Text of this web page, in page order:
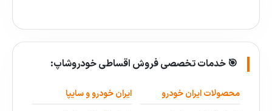
🎯 خدمات تخصصی فروش اقساطی خودروشاپ:
محصولات ایران خودرو ایران خودرو و سایپا